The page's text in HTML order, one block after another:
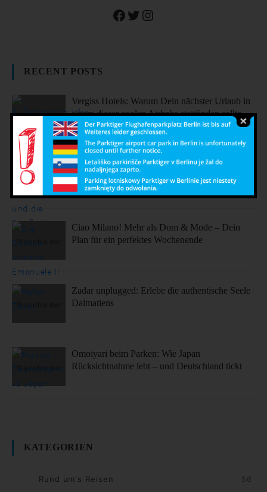
Facebook
TwitterInstagram
RECENT POSTS
Vergiss Hotels: Warum Dein nächster Urlaub in
einem dieser coolen Airbnbs stattfinden sollte.
Sonne, Stil, Sehenswürdigkeiten – So fühlt sich
Barcelona an
Ciao Milano! Mehr als Dom & Mode – Dein
Plan für ein perfektes Wochenende
Zadar unplugged: Erlebe die authentische Seele
Dalmatiens
Omoiyari beim Parken: Wie Japan
Rücksichtnahme lebt – und Deutschland tickt
KATEGORIEN
Rund um's Reisen 56